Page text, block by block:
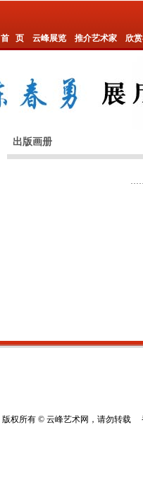
首 页 云峰展览 推介艺术家 欣
出版画册
版权所有 © 云峰艺术网，请勿转载